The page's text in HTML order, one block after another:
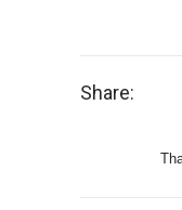
Share: